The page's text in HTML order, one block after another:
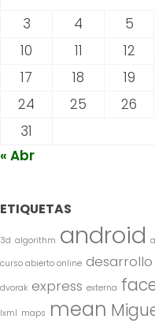
3
4 5
10
11 12
17
18 19
24
25 26
31
« Abr
ETIQUETAS
3d algorithm android
curso abierto online desarrollo
dvorak express externa
lxml maps mean